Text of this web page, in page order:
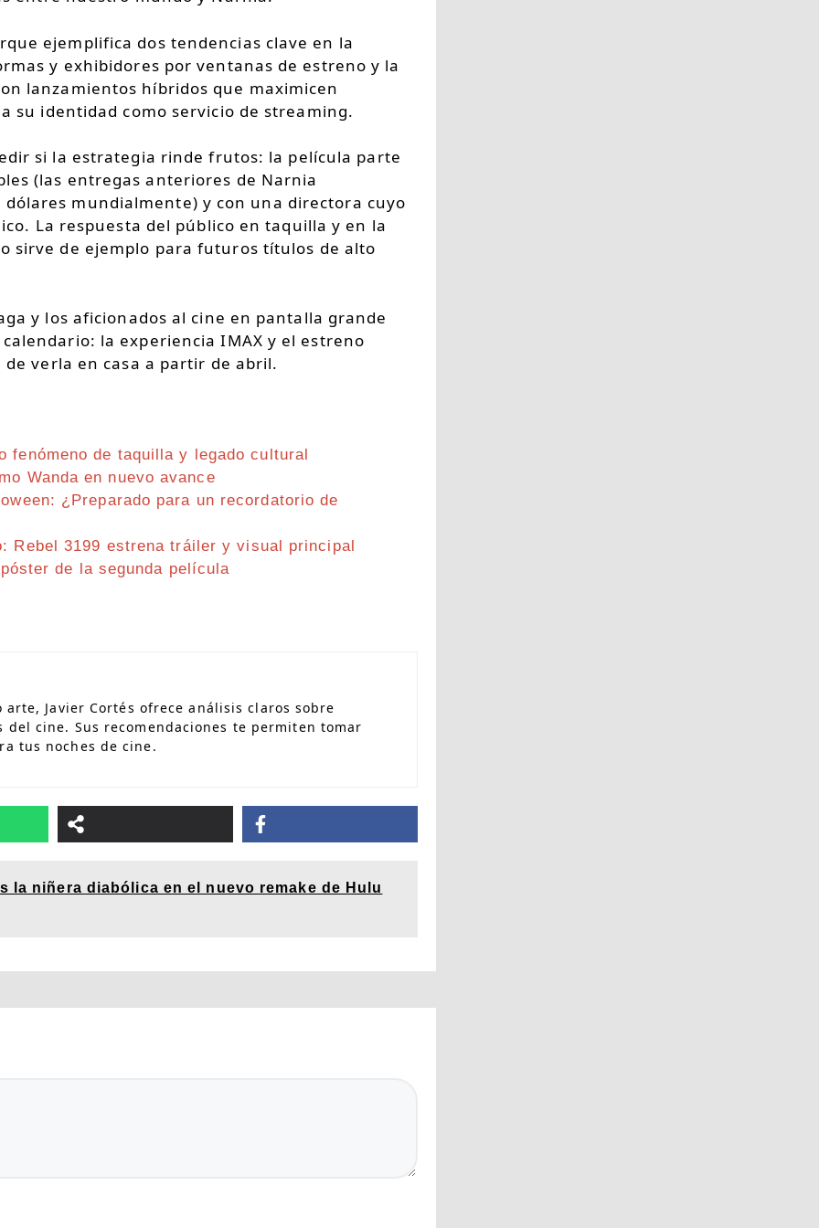
ejemplifica dos tendencias clave en la
y exhibidores por ventanas de estreno y la
lanzamientos híbridos que maximicen
su identidad como servicio de streaming.
si la estrategia rinde frutos: la película parte
(las entregas anteriores de Narnia
mundialmente) y con una directora cuyo
La respuesta del público en taquilla y en la
sirve de ejemplo para futuros títulos de alto
y los aficionados al cine en pantalla grande
la experiencia IMAX y el estreno
verla en casa a partir de abril.
fenómeno de taquilla y legado cultural
Wanda en nuevo avance
¿Preparado para un recordatorio de
Rebel 3199 estrena tráiler y visual principal
de la segunda película
Javier Cortés ofrece análisis claros sobre
del cine. Sus recomendaciones te permiten tomar
tus noches de cine.
la niñera diabólica en el nuevo remake de Hulu